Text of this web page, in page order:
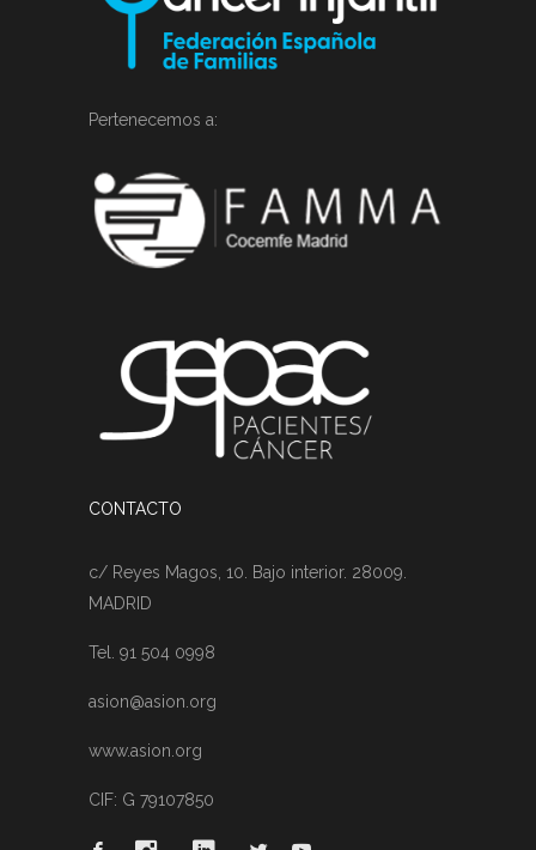
Pertenecemos a:
CONTACTO
c/ Reyes Magos, 10. Bajo interior. 28009.
MADRID
Tel. 91 504 0998
asion@asion.org
www.asion.org
CIF: G 79107850